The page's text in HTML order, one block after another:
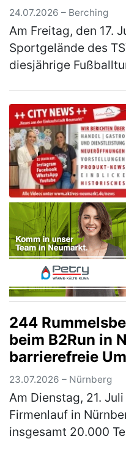
Azubi-Cup
24.07.2026 – Berching
Am Freitag, den 17.
Sportgelände des
diesjährige
(mehr)
244
beim B2Run in
barrierefreie
ermöglichte
Teilnahme am
23.07.2026 – Nürnberg
Am Dienstag, 21.
Firmenlauf in
insgesamt 20.000